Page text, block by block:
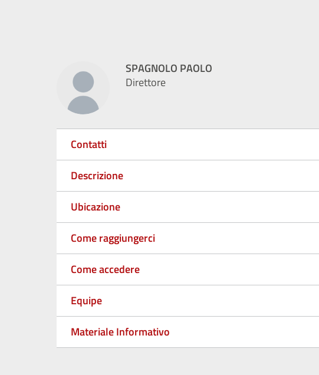
SPAGNOLO PAOLO
Direttore
Contatti
Descrizione
Ubicazione
Come raggiungerci
Come accedere
Equipe
Materiale Informativo